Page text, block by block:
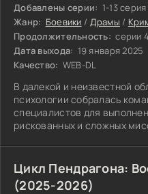
Добавлены серии: 1-13
Жанр: Боевики / Драмы /
Продолжительность: серии
Дата выхода: 19 января 2025
Качество: WEB-DL
В далекой и неизвестной
психологии собралась
специалистов для
рискованных и сложных
Цикл Пендрагона:
(2025-2026)